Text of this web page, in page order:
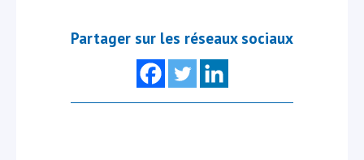
Partager sur les réseaux sociaux